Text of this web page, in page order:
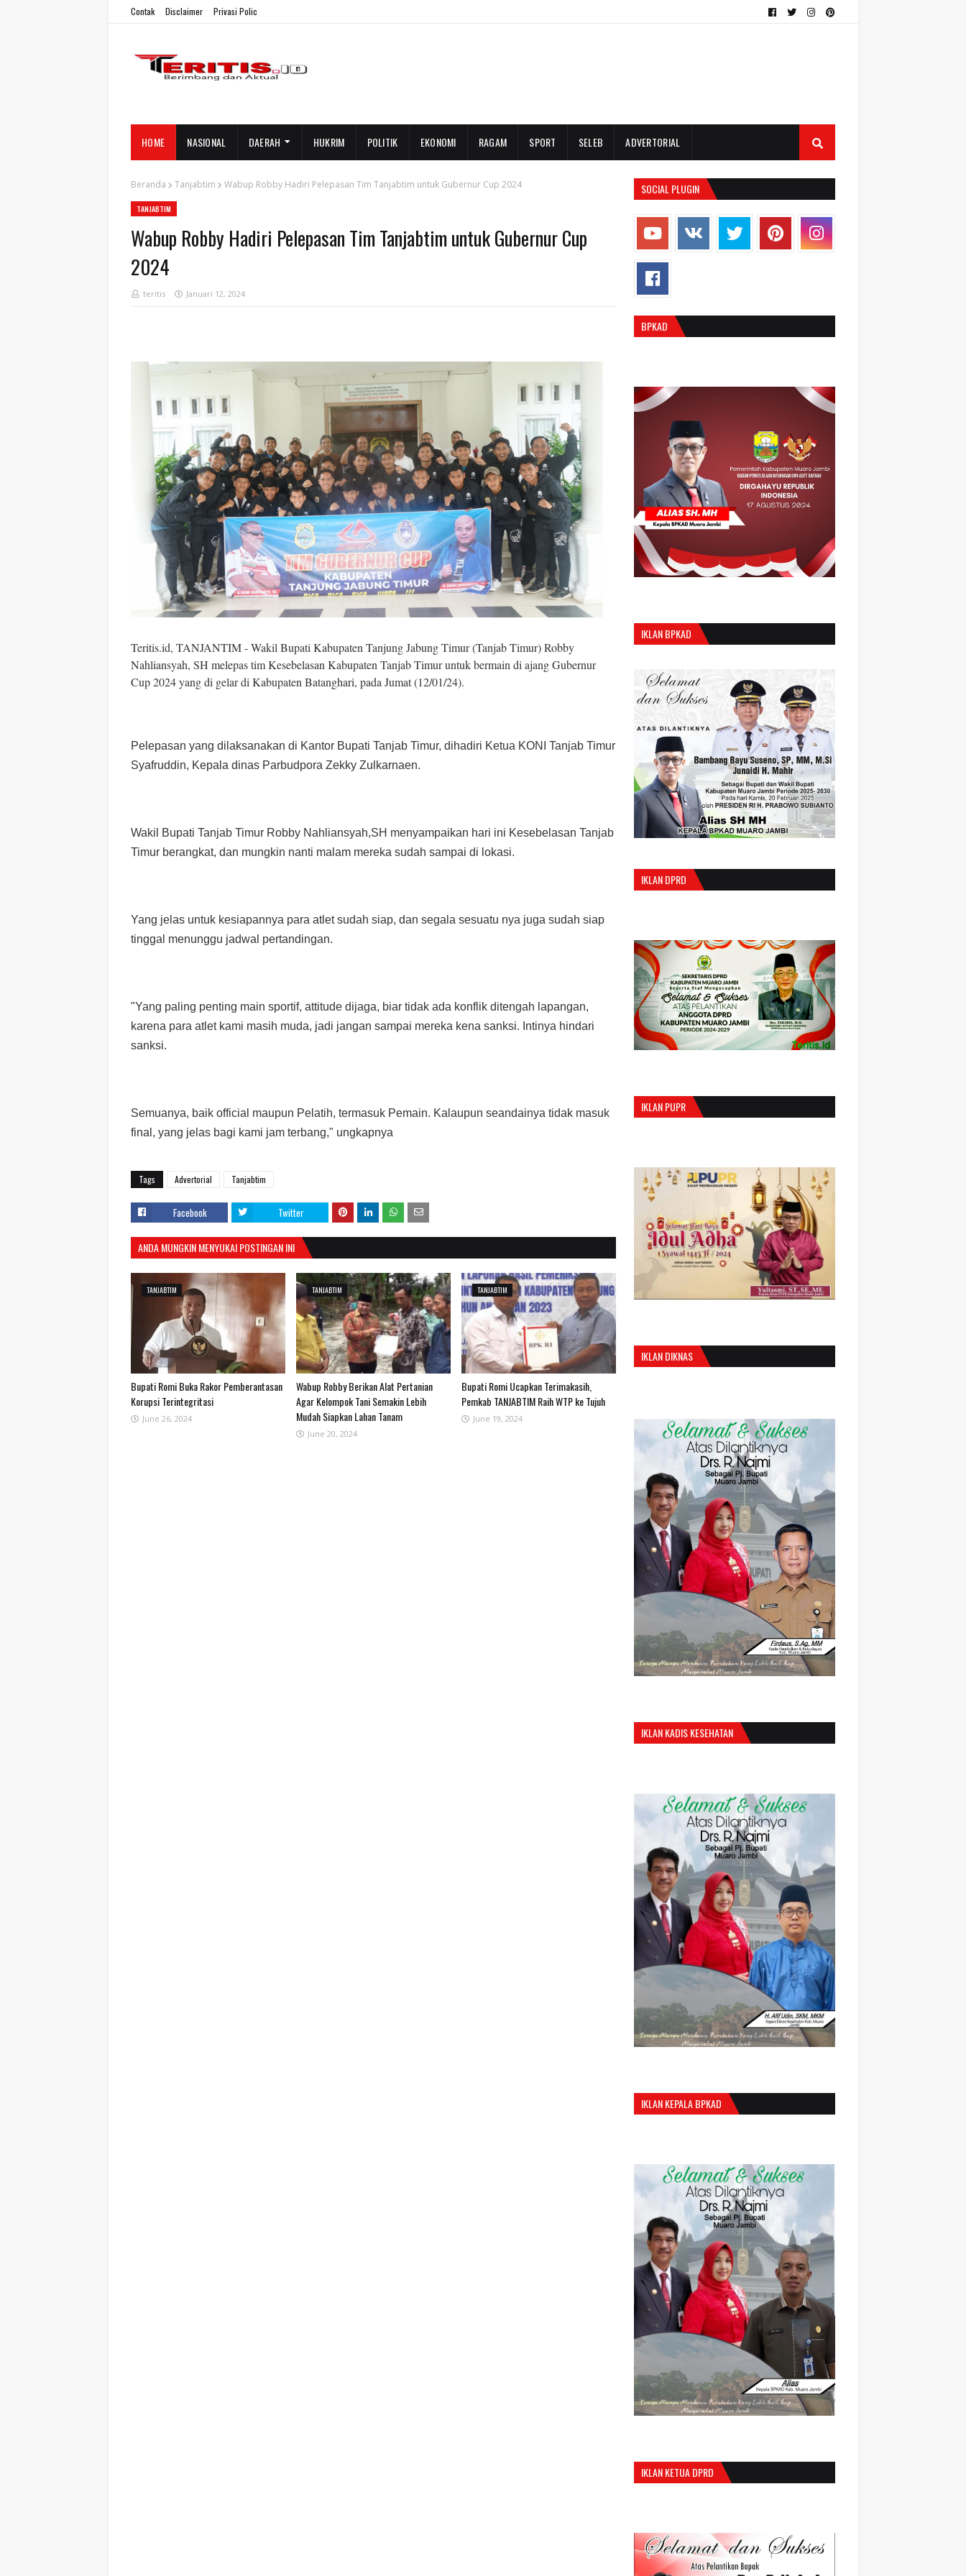
Contak Disclaimer Privasi Polic
HOME NASIONAL DAERAH HUKRIM POLITIK EKONOMI RAGAM SPORT SELEB ADVERTORIAL
Beranda Tanjabtim Wabup Robby Hadiri Pelepasan Tim Tanjabtim untuk Gubernur Cup 2024
TANJABTIM
Wabup Robby Hadiri Pelepasan Tim Tanjabtim untuk Gubernur Cup
2024
teritis Januari 12, 2024
Teritis.id, TANJANTIM - Wakil Bupati Kabupaten Tanjung Jabung Timur (Tanjab Timur) Robby
Nahliansyah, SH melepas tim Kesebelasan Kabupaten Tanjab Timur untuk bermain di ajang Gubernur
Cup 2024 yang di gelar di Kabupaten Batanghari, pada Jumat (12/01/24).
Pelepasan yang dilaksanakan di Kantor Bupati Tanjab Timur, dihadiri Ketua KONI Tanjab Timur
Syafruddin, Kepala dinas Parbudpora Zekky Zulkarnaen.
Wakil Bupati Tanjab Timur Robby Nahliansyah,SH menyampaikan hari ini Kesebelasan Tanjab
Timur berangkat, dan mungkin nanti malam mereka sudah sampai di lokasi.
Yang jelas untuk kesiapannya para atlet sudah siap, dan segala sesuatu nya juga sudah siap
tinggal menunggu jadwal pertandingan.
"Yang paling penting main sportif, attitude dijaga, biar tidak ada konflik ditengah lapangan,
karena para atlet kami masih muda, jadi jangan sampai mereka kena sanksi. Intinya hindari
sanksi.
Semuanya, baik official maupun Pelatih, termasuk Pemain. Kalaupun seandainya tidak masuk
final, yang jelas bagi kami jam terbang," ungkapnya
Tags Advertorial Tanjabtim
Facebook Twitter
ANDA MUNGKIN MENYUKAI POSTINGAN INI
TANJABTIM
Bupati Romi Buka Rakor Pemberantasan
Korupsi Terintegritasi
June 26, 2024
TANJABTIM
Wabup Robby Berikan Alat Pertanian
Agar Kelompok Tani Semakin Lebih
Mudah Siapkan Lahan Tanam
June 20, 2024
TANJABTIM
Bupati Romi Ucapkan Terimakasih,
Pemkab TANJABTIM Raih WTP ke Tujuh
June 19, 2024
SOCIAL PLUGIN
BPKAD
IKLAN BPKAD
IKLAN DPRD
IKLAN PUPR
IKLAN DIKNAS
IKLAN KADIS KESEHATAN
IKLAN KEPALA BPKAD
IKLAN KETUA DPRD